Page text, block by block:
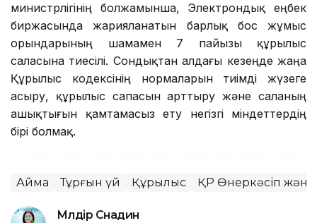
министрлігінің болжамынша, Электрондық еңбек
биржасында жарияланатын барлық бос жұмыс
орындарының шамамен 7 пайызы құрылыс
саласына тиесілі. Сондықтан алдағы кезеңде жаңа
Құрылыс кодексінің нормаларын тиімді жүзеге
асыру, құрылыс сапасын арттыру және саланың
ашықтығын қамтамасыз ету негізгі міндеттердің
бірі болмақ.
Аймақ Тұрғын үй Құрылыс ҚР Өнеркәсіп және
Мөлдір Снадин